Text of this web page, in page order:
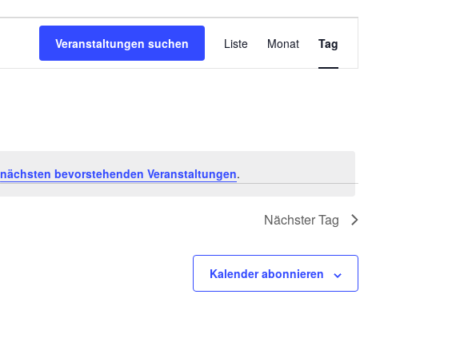
nächsten bevorstehenden Veranstaltungen.
Veranstaltungen suchen
Ansichten-
Liste Monat Tag
Nächster Tag
Kalender abonnieren